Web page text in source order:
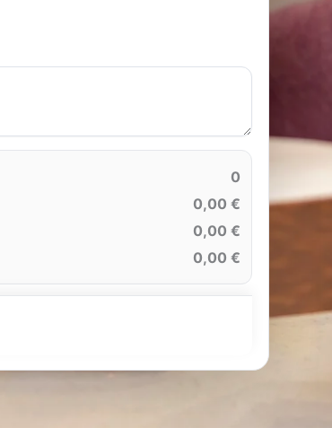
0
0,00 €
0,00 €
0,00 €